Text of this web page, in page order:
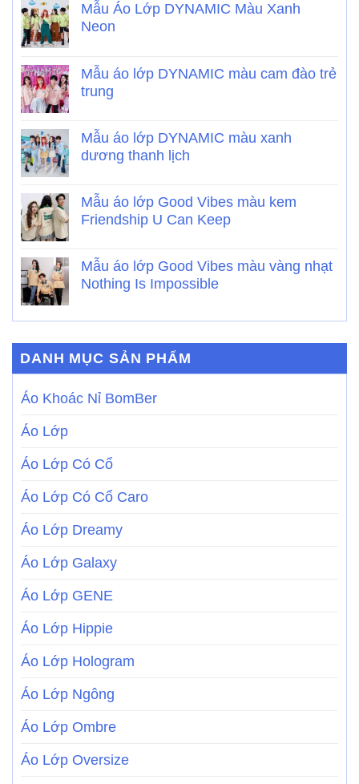
Mẫu Áo Lớp DYNAMIC Màu Xanh
Neon
Mẫu áo lớp DYNAMIC màu cam đào trẻ
trung
Mẫu áo lớp DYNAMIC màu xanh
dương thanh lịch
Mẫu áo lớp Good Vibes màu kem
Friendship U Can Keep
Mẫu áo lớp Good Vibes màu vàng nhạt
Nothing Is Impossible
DANH MỤC SẢN PHẨM
Áo Khoác Nỉ BomBer
Áo Lớp
Áo Lớp Có Cổ
Áo Lớp Có Cổ Caro
Áo Lớp Dreamy
Áo Lớp Galaxy
Áo Lớp GENE
Áo Lớp Hippie
Áo Lớp Hologram
Áo Lớp Ngông
Áo Lớp Ombre
Áo Lớp Oversize